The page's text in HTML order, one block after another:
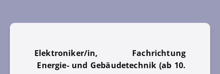
Elektroniker/in, Fachrichtung
Energie- und Gebäudetechnik (ab 10.